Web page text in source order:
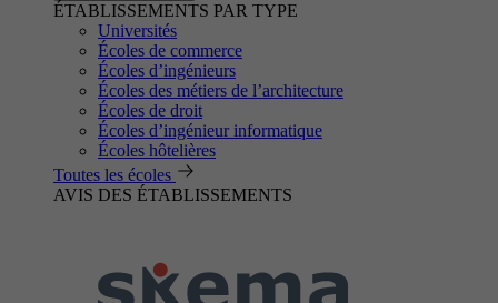
ÉTABLISSEMENTS PAR TYPE
Universités
Écoles de commerce
Écoles d’ingénieurs
Écoles des métiers de l’architecture
Écoles de droit
Écoles d’ingénieur informatique
Écoles hôtelières
Toutes les écoles
AVIS DES ÉTABLISSEMENTS